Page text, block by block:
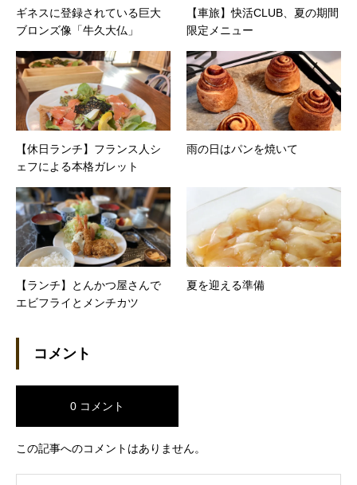
ギネスに登録されている巨大
ブロンズ像「牛久大仏」
【車旅】快活CLUB、夏の期間
限定メニュー
【休日ランチ】フランス人シ
ェフによる本格ガレット
雨の日はパンを焼いて
【ランチ】とんかつ屋さんで
エビフライとメンチカツ
夏を迎える準備
コメント
0 コメント
この記事へのコメントはありません。